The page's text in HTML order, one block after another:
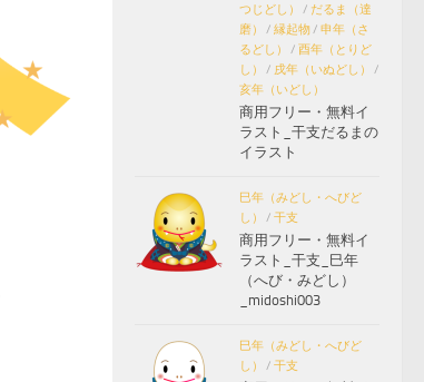
つじどし）
/ だるま（達
磨）
/ 縁起物/ 申年（さ
るどし）
/ 酉年（とりど
し）
/ 戌年（いぬどし）
/
亥年（いどし）
商用フリー・無料イ
ラスト_干支だるまの
イラスト
巳年（みどし・へびど
し）
/ 干支
商用フリー・無料イ
ラスト_干支_巳年
（へび・みどし）
_midoshi003
巳年（みどし・へびど
し）
/ 干支